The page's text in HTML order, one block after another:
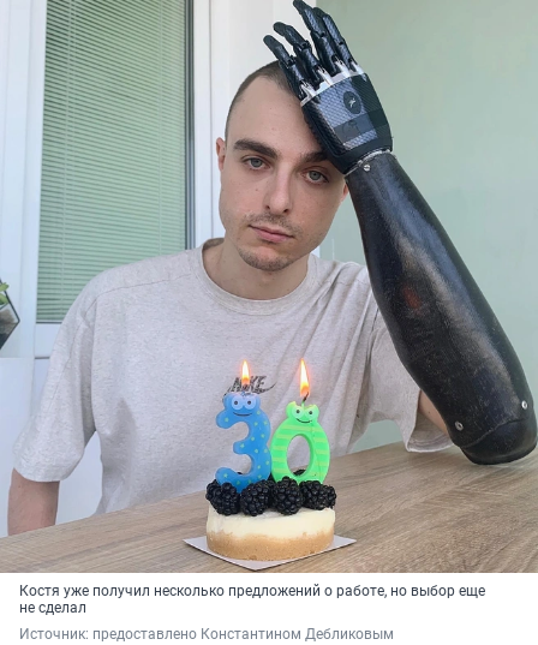
Костя уже получил несколько предложений о работе, но выбор еще
не сделал
Источник: предоставлено Константином Дебликовым